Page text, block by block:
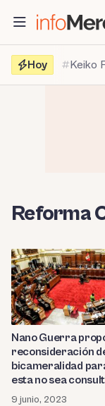
contenido
Hoy
Keiko
Reforma
Nano Guerra
reconsideración
bicameralidad
esta no sea
referéndum
9 junio, 2023